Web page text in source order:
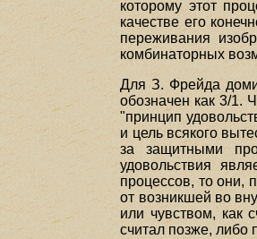
которому этот
качестве его
переживания
комбинаторных
Для З. Фрейда
обозначен как 3/1.
"принцип
и цель всякого
за защитными
удовольствия
процессов, то они,
от возникшей во
или чувством, как
считал позже,